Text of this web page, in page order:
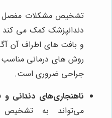
تشخیص مشکلات مفصل
دندانپزشک کمک می
و بافت های اطراف آن
روش های درمانی مناسب
جراحی ضروری است.
ناهنجاری‌های دندانی و
می‌تواند به تشخیص